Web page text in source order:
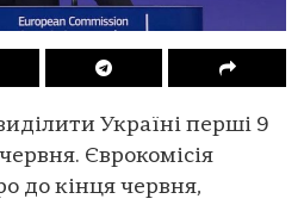
Україні перші 9
Єврокомісія
до кінця червня,